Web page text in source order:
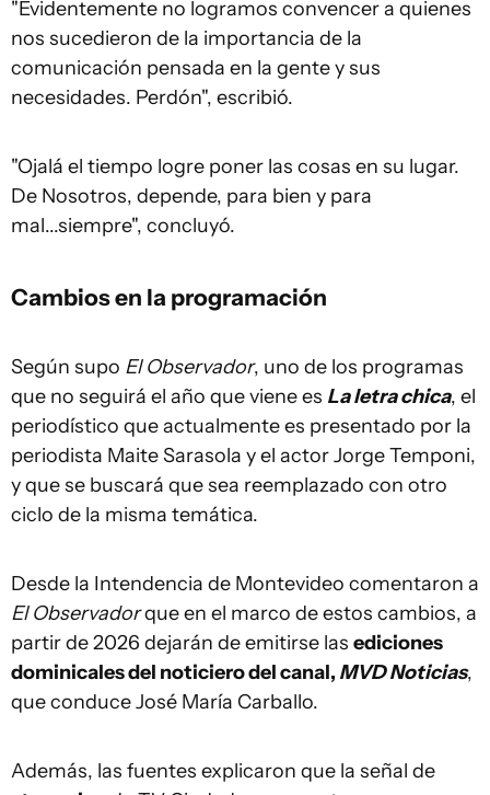
"Evidentemente no logramos convencer a quienes
nos sucedieron de la importancia de la
comunicación pensada en la gente y sus
necesidades. Perdón", escribió.
"Ojalá el tiempo logre poner las cosas en su lugar.
De Nosotros, depende, para bien y para
mal...siempre", concluyó.
Cambios en la programación
Según supo El Observador, uno de los programas
que no seguirá el año que viene es La letra chica, el
periodístico que actualmente es presentado por la
periodista Maite Sarasola y el actor Jorge Temponi,
y que se buscará que sea reemplazado con otro
ciclo de la misma temática.
Desde la Intendencia de Montevideo comentaron a
El Observadorque en el marco de estos cambios, a
partir de 2026 dejarán de emitirse las ediciones
dominicales del noticiero del canal, MVD Noticias,
que conduce José María Carballo.
Además, las fuentes explicaron que la señal de